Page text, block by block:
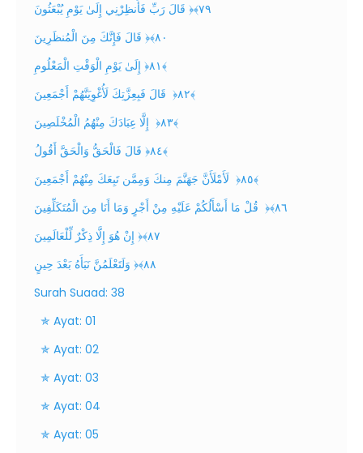
قَالَ رَبِّ فَأَنظِرْنِي إِلَىٰ يَوْمِ يُبْعَثُونَ ‎﴿٧٩﴾‏
قَالَ فَإِنَّكَ مِنَ الْمُنظَرِينَ ‎﴿٨٠﴾‏
إِلَىٰ يَوْمِ الْوَقْتِ الْمَعْلُومِ ‎﴿٨١﴾
‏ قَالَ فَبِعِزَّتِكَ لَأُغْوِيَنَّهُمْ أَجْمَعِينَ ‎﴿٨٢﴾
‏ إِلَّا عِبَادَكَ مِنْهُمُ الْمُخْلَصِينَ ‎﴿٨٣﴾
‏قَالَ فَالْحَقُّ وَالْحَقَّ أَقُولُ ‎﴿٨٤﴾
‏ لَأَمْلَأَنَّ جَهَنَّمَ مِنكَ وَمِمَّن تَبِعَكَ مِنْهُمْ أَجْمَعِينَ ‎﴿٨٥﴾
‏ قُلْ مَا أَسْأَلُكُمْ عَلَيْهِ مِنْ أَجْرٍ وَمَا أَنَا مِنَ الْمُتَكَلِّفِينَ ‎﴿٨٦﴾‏
إِنْ هُوَ إِلَّا ذِكْرٌ لِّلْعَالَمِينَ ‎﴿٨٧﴾‏
وَلَتَعْلَمُنَّ نَبَأَهُ بَعْدَ حِينٍ ‎﴿٨٨﴾‏
Surah Suaad: 38
✯ Ayat: 01
✯ Ayat: 02
✯ Ayat: 03
✯ Ayat: 04
✯ Ayat: 05